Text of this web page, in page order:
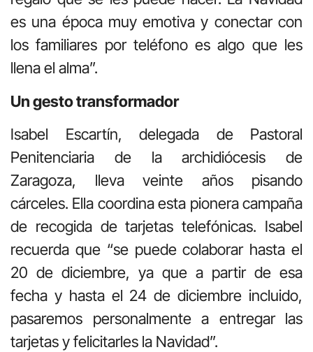
es una época muy emotiva y conectar con
los familiares por teléfono es algo que les
llena el alma”.
Un gesto transformador
Isabel Escartín, delegada de Pastoral
Penitenciaria de la archidiócesis de
Zaragoza, lleva veinte años pisando
cárceles. Ella coordina esta pionera campaña
de recogida de tarjetas telefónicas. Isabel
recuerda que “se puede colaborar hasta el
20 de diciembre, ya que a partir de esa
fecha y hasta el 24 de diciembre incluido,
pasaremos personalmente a entregar las
tarjetas y felicitarles la Navidad”.